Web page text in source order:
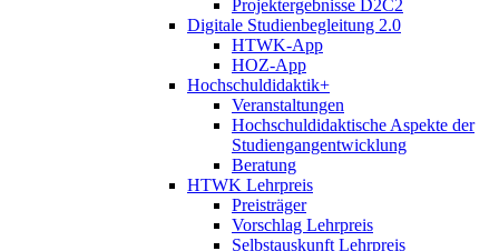
Projektergebnisse D2C2
Digitale Studienbegleitung 2.0
HTWK-App
HOZ-App
Hochschuldidaktik+
Veranstaltungen
Hochschuldidaktische Aspekte der
Studiengangentwicklung
Beratung
HTWK Lehrpreis
Preisträger
Vorschlag Lehrpreis
Selbstauskunft Lehrpreis